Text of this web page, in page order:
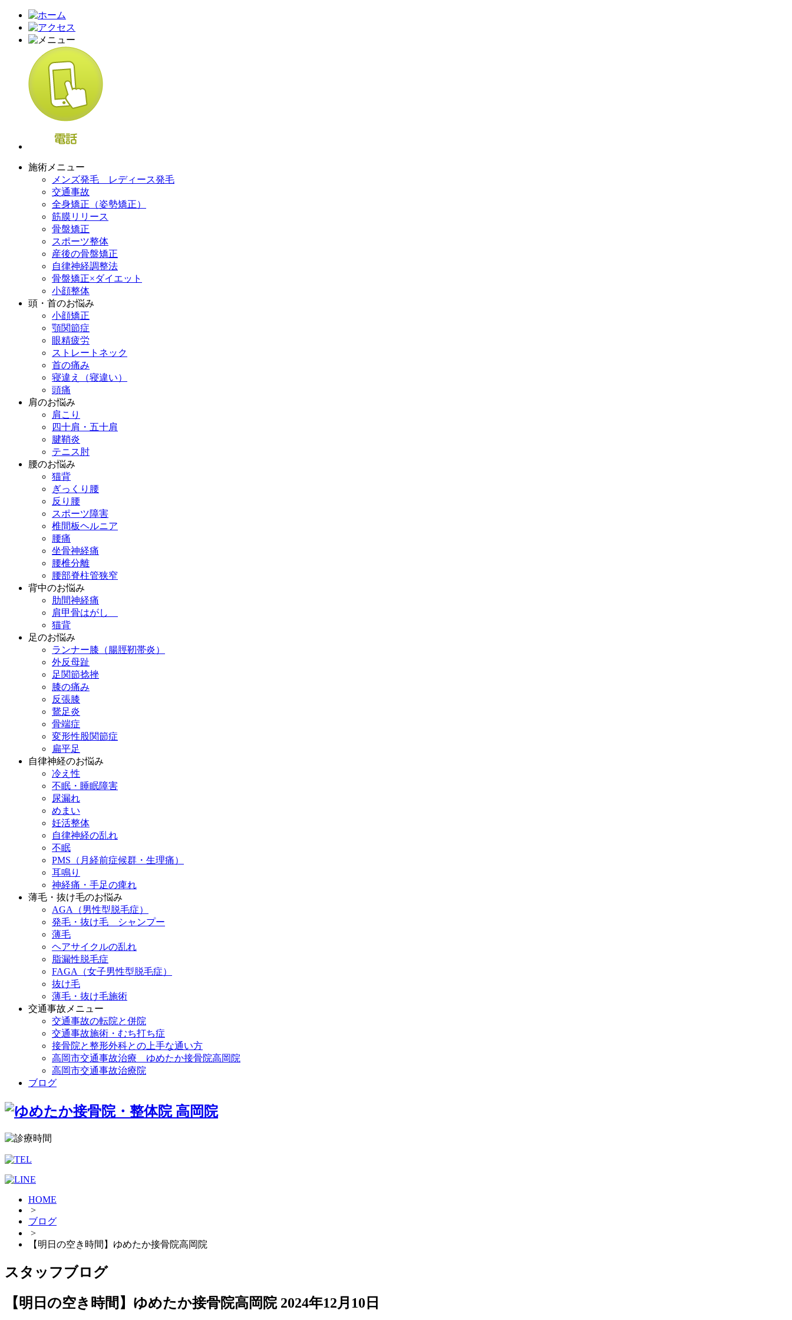
施術メニュー
メンズ発毛 レディース発毛
交通事故
全身矯正（姿勢矯正）
筋膜リリース
骨盤矯正
スポーツ整体
産後の骨盤矯正
自律神経調整法
骨盤矯正×ダイエット
小顔整体
頭・首のお悩み
小顔矯正
顎関節症
眼精疲労
ストレートネック
首の痛み
寝違え（寝違い）
頭痛
肩のお悩み
肩こり
四十肩・五十肩
腱鞘炎
テニス肘
腰のお悩み
猫背
ぎっくり腰
反り腰
スポーツ障害
椎間板ヘルニア
腰痛
坐骨神経痛
腰椎分離
腰部脊柱管狭窄
背中のお悩み
肋間神経痛
肩甲骨はがし
猫背
足のお悩み
ランナー膝（腸脛靭帯炎）
外反母趾
足関節捻挫
膝の痛み
反張膝
鵞足炎
骨端症
変形性股関節症
扁平足
自律神経のお悩み
冷え性
不眠・睡眠障害
尿漏れ
めまい
妊活整体
自律神経の乱れ
不眠
PMS（月経前症候群・生理痛）
耳鳴り
神経痛・手足の痺れ
薄毛・抜け毛のお悩み
AGA（男性型脱毛症）
発毛・抜け毛 シャンプー
薄毛
ヘアサイクルの乱れ
脂漏性脱毛症
FAGA（女子男性型脱毛症）
抜け毛
薄毛・抜け毛施術
交通事故メニュー
交通事故の転院と併院
交通事故施術・むち打ち症
接骨院と整形外科との上手な通い方
高岡市交通事故治療 ゆめたか接骨院高岡院
高岡市交通事故治療院
ブログ
HOME
>
ブログ
>
【明日の空き時間】ゆめたか接骨院高岡院
スタッフブログ
【明日の空き時間】ゆめたか接骨院高岡院 2024年12月10日